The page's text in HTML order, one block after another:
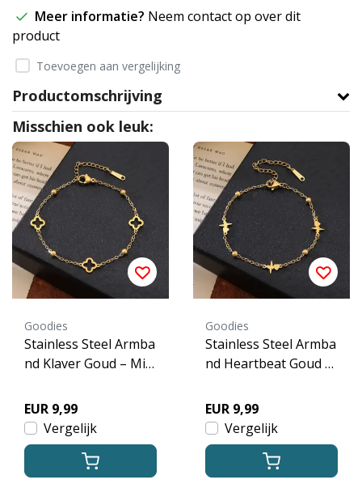
Meer informatie? Neem contact op over dit
product
Toevoegen aan vergelijking
Productomschrijving
Misschien ook leuk:
Goodies
Stainless Steel Armba
nd Klaver Goud – Mini
mband Dames
EUR 9,99
Vergelijk
Goodies
Stainless Steel Armba
nd Heartbeat Goud –
lag Armband
EUR 9,99
Vergelijk